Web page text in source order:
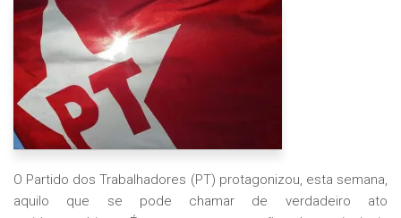
O Partido dos Trabalhadores (PT) protagonizou, esta semana,
aquilo que se pode chamar de verdadeiro ato